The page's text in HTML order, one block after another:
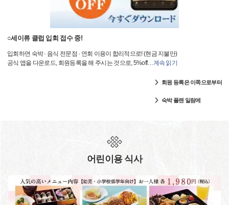
○세이류 클럽 입회 접수 중!
입회하면 숙박 · 음식 전문점 · 연회 이용이 합리적으로! (현금 지불만)
공식 앱을 다운로드, 회원등록을 해 주시는 것으로, 5%off…계속 읽기
회원 등록은 이쪽으로부터
숙박 플랜 일람에
어린이용 식사